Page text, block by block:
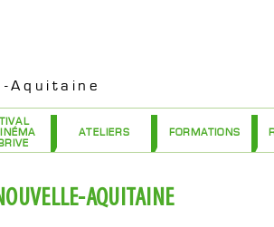
Aquitaine
ATELIERS FORMATIONS
AQUITAINE